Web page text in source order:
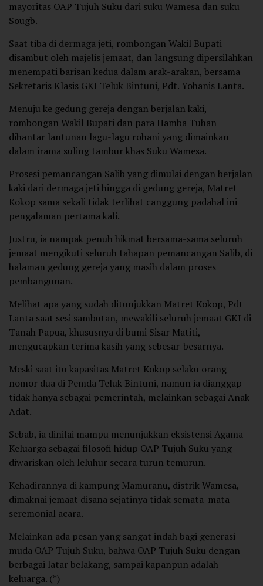
mayoritas OAP Tujuh Suku dari suku Wamesa dan suku
Sougb.
Saat tiba di dermaga jeti, rombongan Wakil Bupati
disambut oleh majelis jemaat, dan langsung dipersilahkan
menempati barisan kedua dalam arak-arakan, bersama
Sekretaris Klasis GKI Teluk Bintuni, Pdt. Yohanis Lanta.
Menuju ke gedung gereja dengan berjalan kaki,
rombongan Wakil Bupati dan para Hamba Tuhan
dihantar lantunan lagu-lagu rohani yang dimainkan
dalam irama suling tambur khas Suku Wamesa.
Prosesi pemancangan Salib yang dimulai dengan berjalan
kaki dari dermaga jeti hingga di gedung gereja, Matret
Kokop sama sekali tidak terlihat canggung padahal ini
pengalaman pertama kali.
Justru, ia nampak penuh hikmat bersama-sama seluruh
jemaat mengikuti seluruh tahapan pemancangan Salib, di
halaman gedung gereja yang masih dalam proses
pembangunan.
Melihat apa yang sudah ditunjukkan Matret Kokop, Pdt
Lanta saat sesi sambutan, mewakili seluruh jemaat GKI di
Tanah Papua, khususnya di bumi Sisar Matiti,
mengucapkan terima kasih yang sebesar-besarnya.
Meski saat itu kapasitas Matret Kokop selaku orang
nomor dua di Pemda Teluk Bintuni, namun ia dianggap
tidak hanya sebagai pemerintah, melainkan sebagai Anak
Adat.
Sebab, ia dinilai mampu menunjukkan eksistensi Agama
Keluarga sebagai filosofi hidup OAP Tujuh Suku yang
diwariskan oleh leluhur secara turun temurun.
Kehadirannya di kampung Mamuranu, distrik Wamesa,
dimaknai jemaat disana sejatinya tidak semata-mata
seremonial acara.
Melainkan ada pesan yang sangat indah bagi generasi
muda OAP Tujuh Suku, bahwa OAP Tujuh Suku dengan
berbagai latar belakang, sampai kapanpun adalah
keluarga. (*)